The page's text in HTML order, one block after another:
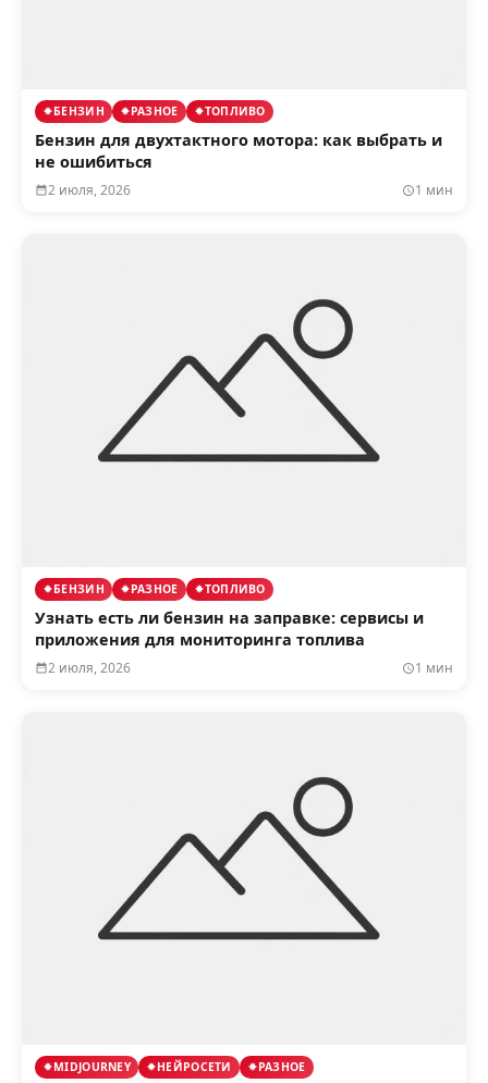
БЕНЗИН РАЗНОЕ ТОПЛИВО
Бензин для двухтактного мотора: как выбрать и
не ошибиться
2 июля, 2026 1 мин
БЕНЗИН РАЗНОЕ ТОПЛИВО
Узнать есть ли бензин на заправке: сервисы и
приложения для мониторинга топлива
2 июля, 2026 1 мин
MIDJOURNEY НЕЙРОСЕТИ РАЗНОЕ